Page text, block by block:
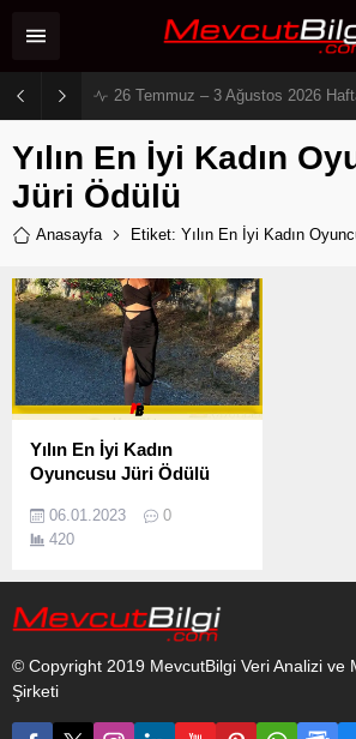
Yılın En İyi Kadın
Jüri Ödülü
Anasayfa Etiket: Yılın En İyi Kadın
Yılın En İyi Kadın
Oyuncusu Jüri Ödülü
06.01.2023
0
420
© Copyright 2019 MevcutBilgi Veri Analizi ve
Şirketi